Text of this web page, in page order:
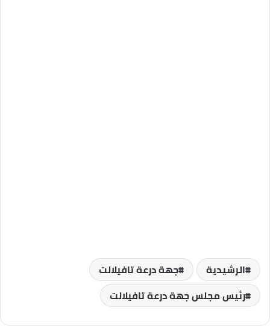
الرشيدية
جهة درعة تافيلالت
رئيس مجلس جهة درعة تافيلالت